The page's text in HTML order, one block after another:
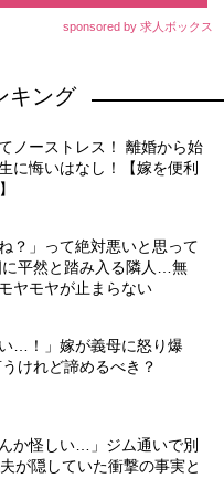
sponsored by 求人ボックス
キング
ノーストレス！ 離婚から始
に悔いはなし！【嫁を便利
？」って絶対悪いと思って
平然と踏み入る隣人…無
ヤモヤが止まらない
…！」嫁が義母に怒り爆
けれど諦めるべき？
か怪しい…」ジム通いで別
が隠していた衝撃の事実と